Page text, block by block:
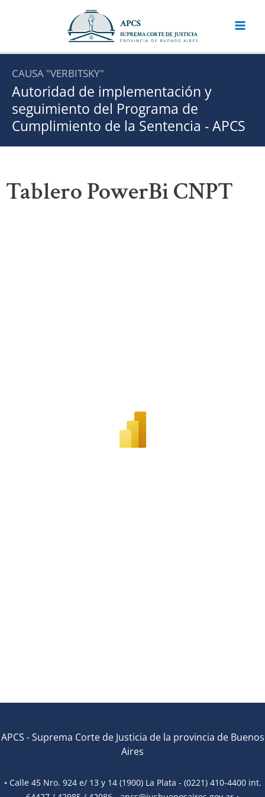
CAUSA "VERBITSKY"
Autoridad de implementación y
seguimiento del Programa de
Cumplimiento de la Sentencia - APCS
Tablero PowerBi CNPT
APCS -Suprema Corte de Justicia de la provincia de Buenos
Aires
• Calle 45 Nro. 924 e/ 13 y 14 (1900) La Plata - (0221) 410-4400 int.